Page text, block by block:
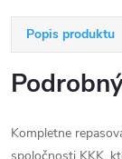
Popis produktu
Kompletne